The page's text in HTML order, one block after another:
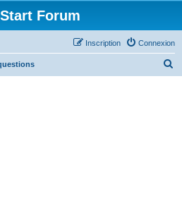
Forum
Connexion
Inscription